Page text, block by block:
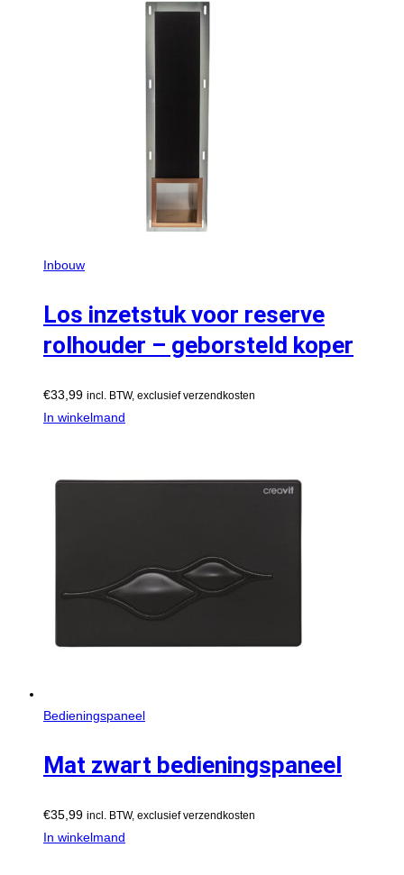
Inbouw
Los inzetstuk voor reserve
rolhouder – geborsteld koper
€33,99 incl. BTW, exclusief verzendkosten
In winkelmand
Bedieningspaneel
Mat zwart bedieningspaneel
€35,99 incl. BTW, exclusief verzendkosten
In winkelmand